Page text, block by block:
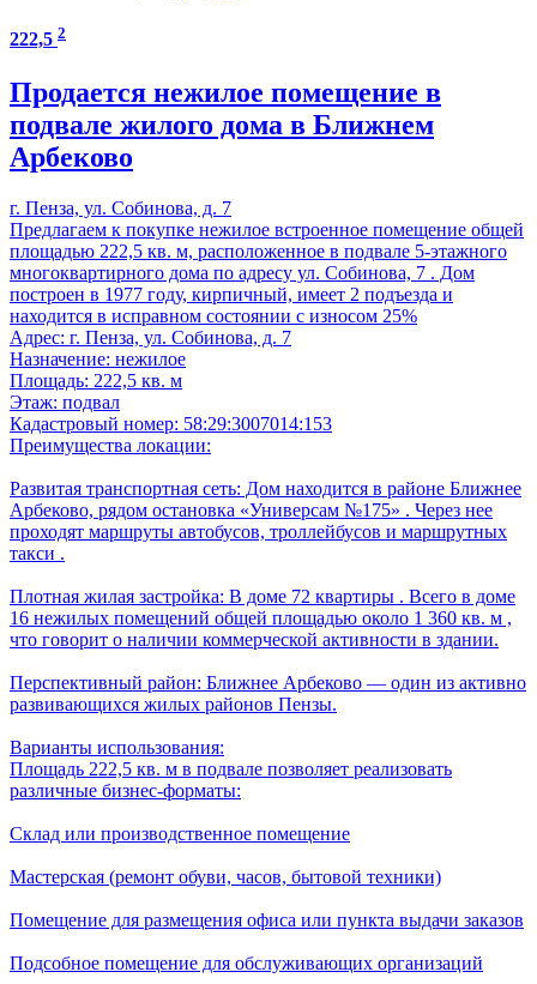
222,5 2
Продается нежилое помещение в
подвале жилого дома в Ближнем
Арбеково
г. Пенза, ул. Собинова, д. 7
Предлагаем к покупке нежилое встроенное помещение общей
площадью 222,5 кв. м, расположенное в подвале 5-этажного
многоквартирного дома по адресу ул. Собинова, 7 . Дом
построен в 1977 году, кирпичный, имеет 2 подъезда и
находится в исправном состоянии с износом 25%
Адрес: г. Пенза, ул. Собинова, д. 7
Назначение: нежилое
Площадь: 222,5 кв. м
Этаж: подвал
Кадастровый номер: 58:29:3007014:153
Преимущества локации:
Развитая транспортная сеть: Дом находится в районе Ближнее
Арбеково, рядом остановка «Универсам №175» . Через нее
проходят маршруты автобусов, троллейбусов и маршрутных
такси .
Плотная жилая застройка: В доме 72 квартиры . Всего в доме
16 нежилых помещений общей площадью около 1 360 кв. м ,
что говорит о наличии коммерческой активности в здании.
Перспективный район: Ближнее Арбеково — один из активно
развивающихся жилых районов Пензы.
Варианты использования:
Площадь 222,5 кв. м в подвале позволяет реализовать
различные бизнес-форматы:
Склад или производственное помещение
Мастерская (ремонт обуви, часов, бытовой техники)
Помещение для размещения офиса или пункта выдачи заказов
Подсобное помещение для обслуживающих организаций